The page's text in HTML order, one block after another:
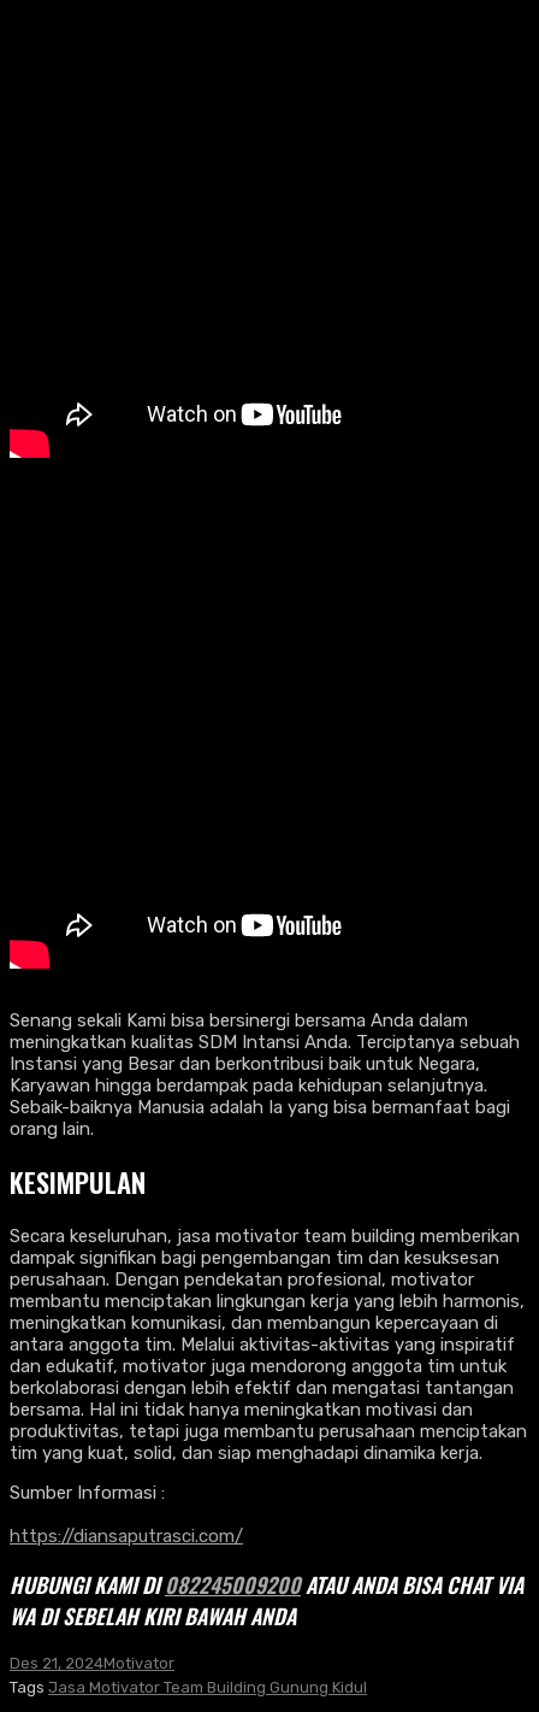
Senang sekali Kami bisa bersinergi bersama Anda dalam
meningkatkan kualitas SDM Intansi Anda. Terciptanya sebuah
Instansi yang Besar dan berkontribusi baik untuk Negara,
Karyawan hingga berdampak pada kehidupan selanjutnya.
Sebaik-baiknya Manusia adalah Ia yang bisa bermanfaat bagi
orang lain.
KESIMPULAN
Secara keseluruhan, jasa motivator team building memberikan
dampak signifikan bagi pengembangan tim dan kesuksesan
perusahaan. Dengan pendekatan profesional, motivator
membantu menciptakan lingkungan kerja yang lebih harmonis,
meningkatkan komunikasi, dan membangun kepercayaan di
antara anggota tim. Melalui aktivitas-aktivitas yang inspiratif
dan edukatif, motivator juga mendorong anggota tim untuk
berkolaborasi dengan lebih efektif dan mengatasi tantangan
bersama. Hal ini tidak hanya meningkatkan motivasi dan
produktivitas, tetapi juga membantu perusahaan menciptakan
tim yang kuat, solid, dan siap menghadapi dinamika kerja.
Sumber Informasi :
https://diansaputrasci.com/
HUBUNGI KAMI DI082245009200ATAU ANDA BISA CHAT VIA
WA DI SEBELAH KIRI BAWAH ANDA
Des 21, 2024Motivator
Tags Jasa Motivator Team Building Gunung Kidul